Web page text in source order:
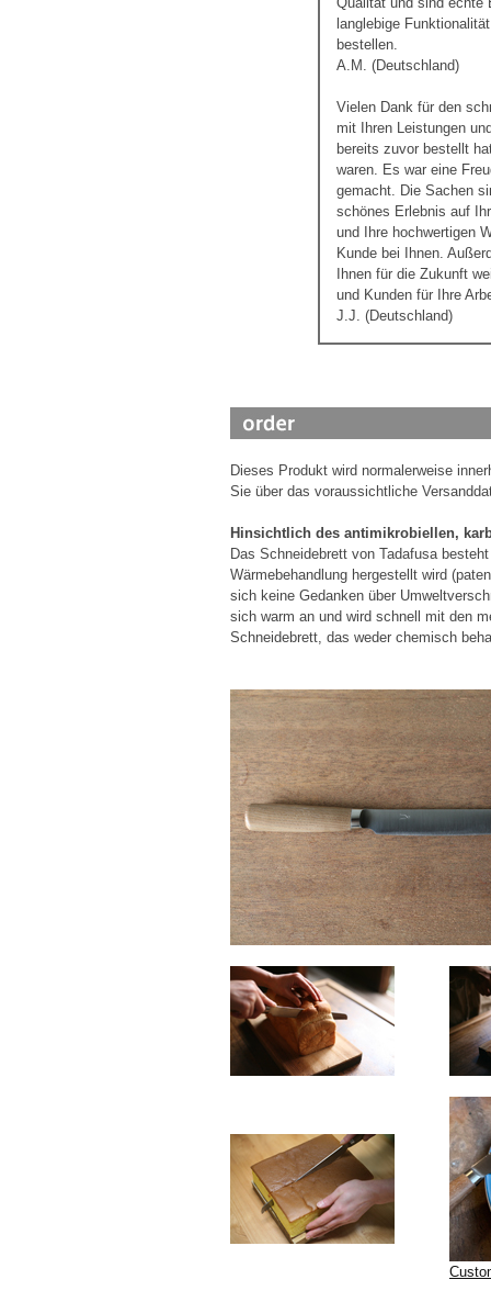
langlebige
bestellen.
A.M. (Deutschland)
Vielen Dank für den
mit Ihren Leistungen
bereits zuvor bestellt
waren. Es war eine
gemacht. Die Sachen
schönes Erlebnis auf
und Ihre hochwertigen
Kunde bei Ihnen.
Ihnen für die Zukunft
und Kunden für Ihre
J.J. (Deutschland)
Dieses Produkt wird normalerweise
Sie über das voraussichtliche
Hinsichtlich des antimikrobiellen,
Das Schneidebrett von Tadafusa
Wärmebehandlung hergestellt wird
sich keine Gedanken über
sich warm an und wird schnell mit den
Schneidebrett, das weder chemisch